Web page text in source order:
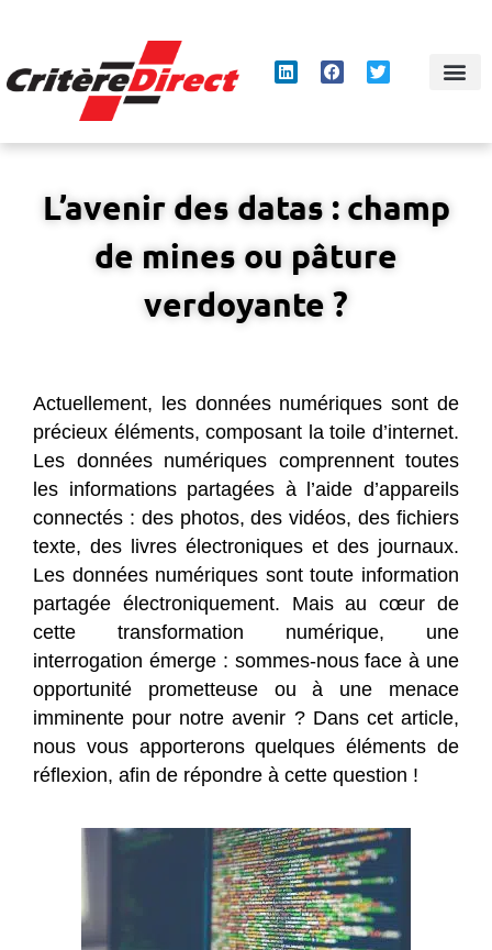
L’avenir des datas : champ
de mines ou pâture
verdoyante ?
Actuellement, les données numériques sont de
précieux éléments, composant la toile d’internet.
Les données numériques comprennent toutes
les informations partagées à l’aide d’appareils
connectés : des photos, des vidéos, des fichiers
texte, des livres électroniques et des journaux.
Les données numériques sont toute information
partagée électroniquement. Mais au cœur de
cette transformation numérique, une
interrogation émerge : sommes-nous face à une
opportunité prometteuse ou à une menace
imminente pour notre avenir ? Dans cet article,
nous vous apporterons quelques éléments de
réflexion, afin de répondre à cette question !